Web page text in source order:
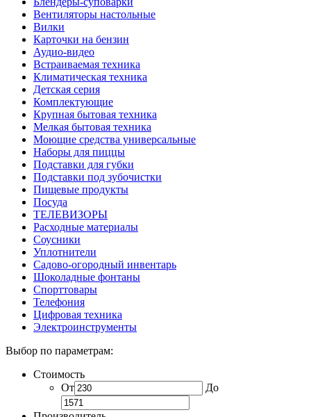
Вентиляторы настольные
Вилки
Карточки на бензин
Аудио-видео
Встраиваемая техника
Климатическая техника
Детская серия
Комплектующие
Крупная бытовая техника
Мелкая бытовая техника
Моющие средства универсальные
Наборы для пиццы
Подставки для губки
Подставки под зубочистки
Пищевые продукты
Посуда
ТЕЛЕВИЗОРЫ
Расходные материалы
Соусники
Уплотнители
Садово-огородный инвентарь
Шоколадные фонтаны
Спорттовары
Телефония
Цифровая техника
Электроинструменты
Выбор по параметрам:
Стоимость
От
До